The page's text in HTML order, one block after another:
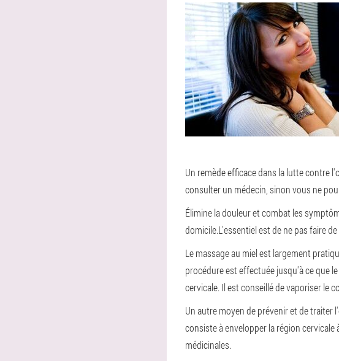
Un remède efficace dans la lutte contre
consulter un médecin, sinon vous ne
Élimine la douleur et combat les
domicile.L'essentiel est de ne pas faire
Le massage au miel est largement
procédure est effectuée jusqu'à ce que
cervicale. Il est conseillé de vaporiser le
Un autre moyen de prévenir et de traiter
consiste à envelopper la région cervicale
médicinales.